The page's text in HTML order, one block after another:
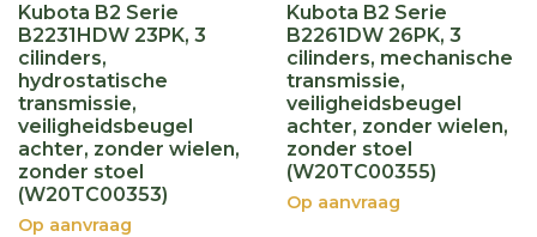
Kubota B2 Serie
B2231HDW 23PK, 3
cilinders,
hydrostatische
transmissie,
veiligheidsbeugel
achter, zonder wielen,
zonder stoel
(W20TC00353)
Op aanvraag
Kubota B2 Serie
B2261DW 26PK, 3
cilinders, mechanische
transmissie,
veiligheidsbeugel
achter, zonder wielen,
zonder stoel
(W20TC00355)
Op aanvraag